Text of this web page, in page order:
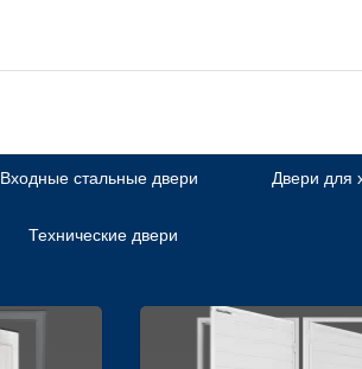
Входные стальные двери Двери для
Технические двери